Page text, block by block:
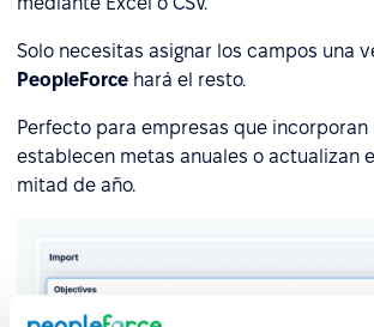
Solo necesitas asignar los campos una
PeopleForce hará el resto.
Perfecto para empresas que incorporan
establecen metas anuales o actualizan
mitad de año.